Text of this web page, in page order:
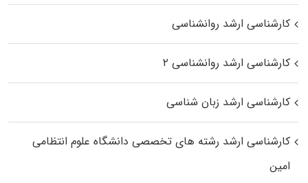
کارشناسی ارشد روانشناسی
کارشناسی ارشد روانشناسی ۲
کارشناسی ارشد زبان شناسی
کارشناسی ارشد رﺷﺘﻪ ﻫﺎی تخصصی داﻧﺸﮕﺎه ﻋﻠﻮم انتظامی
اﻣﻴﻦ